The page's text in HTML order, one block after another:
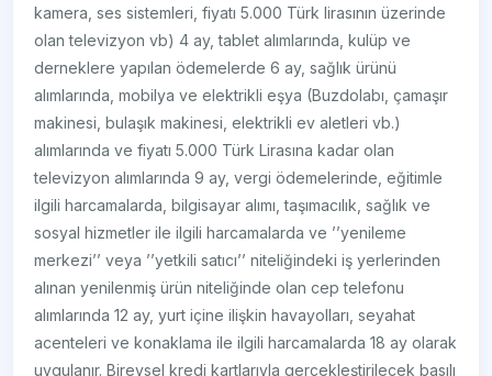
kamera, ses sistemleri, fiyatı 5.000 Türk lirasının üzerinde
olan televizyon vb) 4 ay, tablet alımlarında, kulüp ve
derneklere yapılan ödemelerde 6 ay, sağlık ürünü
alımlarında, mobilya ve elektrikli eşya (Buzdolabı, çamaşır
makinesi, bulaşık makinesi, elektrikli ev aletleri vb.)
alımlarında ve fiyatı 5.000 Türk Lirasına kadar olan
televizyon alımlarında 9 ay, vergi ödemelerinde, eğitimle
ilgili harcamalarda, bilgisayar alımı, taşımacılık, sağlık ve
sosyal hizmetler ile ilgili harcamalarda ve ’’yenileme
merkezi’’ veya ’’yetkili satıcı’’ niteliğindeki iş yerlerinden
alınan yenilenmiş ürün niteliğinde olan cep telefonu
alımlarında 12 ay, yurt içine ilişkin havayolları, seyahat
acenteleri ve konaklama ile ilgili harcamalarda 18 ay olarak
uygulanır. Bireysel kredi kartlarıyla gerçekleştirilecek basılı